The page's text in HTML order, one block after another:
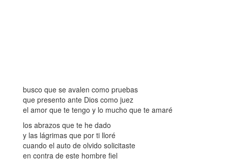
busco que se avalen como pruebas
que presento ante Dios como juez
el amor que te tengo y lo mucho que te amaré
los abrazos que te he dado
y las lágrimas que por ti lloré
cuando el auto de olvido solicitaste
en contra de este hombre fiel